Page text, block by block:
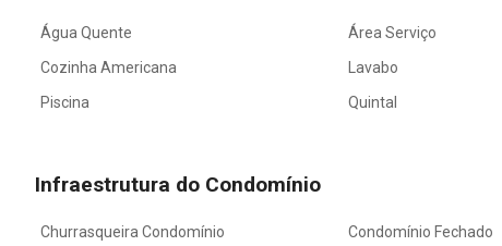
Água Quente Área Serviço
Cozinha Americana
Lavabo
Piscina
Quintal
Infraestrutura do Condomínio
Churrasqueira Condomínio Condomínio Fechado